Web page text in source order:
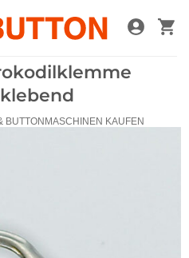
BUTTONMASCHINEN KAUFEN